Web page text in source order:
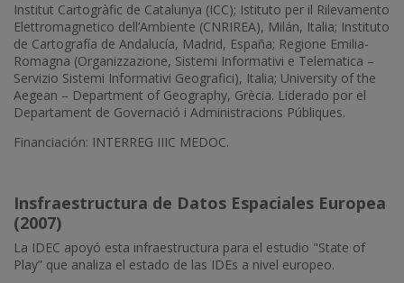
Institut Cartogràfic de Catalunya (ICC); Istituto per il Rilevamento
Elettromagnetico dell’Ambiente (CNRIREA), Milán, Italia; Instituto
de Cartografía de Andalucía, Madrid, España; Regione Emilia-
Romagna (Organizzazione, Sistemi Informativi e Telematica –
Servizio Sistemi Informativi Geografici), Italia; University of the
Aegean – Department of Geography, Grècia. Liderado por el
Departament de Governació i Administracions Públiques.
Financiación: INTERREG IIIC MEDOC.
Insfraestructura de Datos Espaciales Europea
(2007)
La IDEC apoyó esta infraestructura para el estudio "State of
Play” que analiza el estado de las IDEs a nivel europeo.